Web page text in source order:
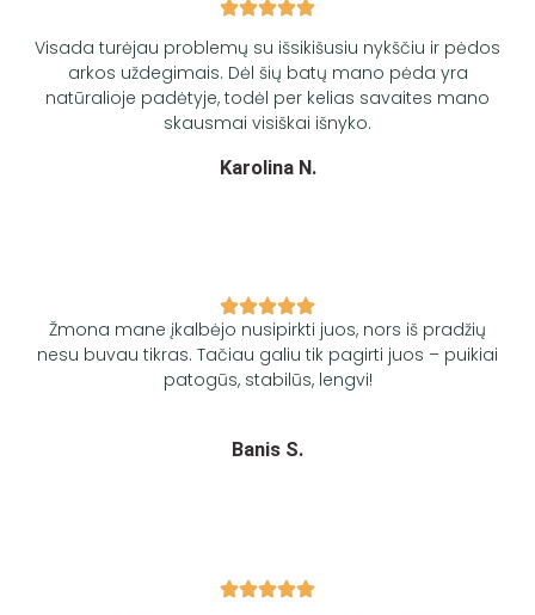
Visada turėjau problemų su išsikišusiu nykščiu ir pėdos
arkos uždegimais. Dėl šių batų mano pėda yra
natūralioje padėtyje, todėl per kelias savaites mano
skausmai visiškai išnyko.
KarolinaN.​
Žmona mane įkalbėjo nusipirkti juos, nors iš pradžių
nesu buvau tikras. Tačiau galiu tik pagirti juos – puikiai
patogūs, stabilūs, lengvi!
Banis S.